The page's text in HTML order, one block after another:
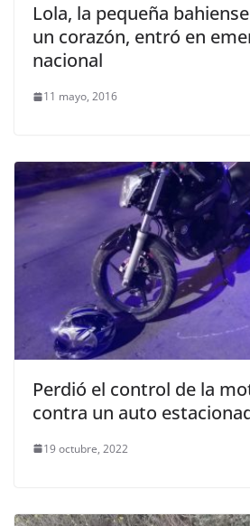
Lola, la pequeña
un corazón, entró en
nacional
11 mayo, 2016
Perdió el control de la
contra un auto
19 octubre, 2022